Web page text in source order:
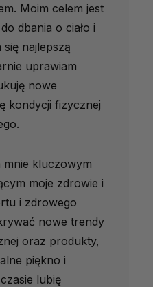
Moim celem jest
dbania o ciało i
się najlepszą
uprawiam
nowe
kondycji fizycznej
mnie kluczowym
moje zdrowie i
i zdrowego
nowe trendy
oraz produkty,
piękno i
lubię